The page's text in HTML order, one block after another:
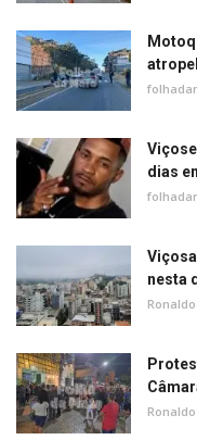
dias
nesta